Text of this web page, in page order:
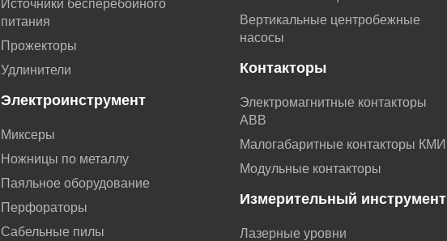
Источники бесперебойного
питания
Прожекторы
Удлинители
Электроинструмент
Миксеры
Ножницы по металлу
Паяльное оборудование
Перфораторы
Сабельные пилы
Вертикальные центробежные
насосы
Контакторы
Электромагнитные контакторы
АВВ
Малогабаритные контакторы КМИ
Модульные контакторы
Измерительный инструмент
Лазерные уровни